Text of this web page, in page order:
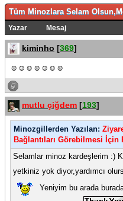
Tüm Minozlara Selam
Yazar Mesaj
kiminho [369]
☺☺☺☺☺☺☺
mutlu çiğdem [193]
Minozgillerden Yazılan:
Bağlantıları Görebilmesi İçin
Selamlar minoz kardeşlerim :)
yetkiniz yok diyor,yardımcı
Yeniyim bu arada